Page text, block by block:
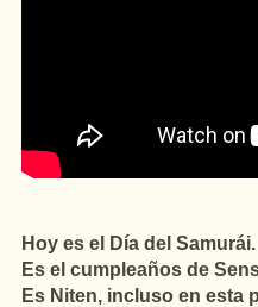
Hoy es el Día del Samurái.
Es el cumpleaños de
Es Niten, incluso en esta